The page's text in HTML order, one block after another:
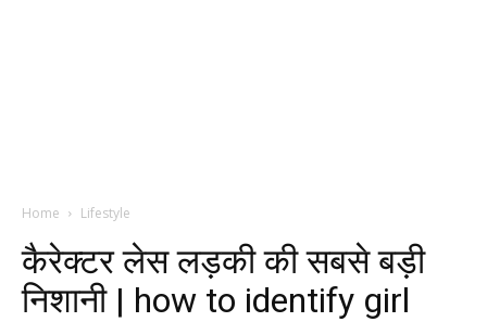
Home Lifestyle
कैरेक्टर लेस लड़की की सबसे बड़ी
निशानी | how to identify girl